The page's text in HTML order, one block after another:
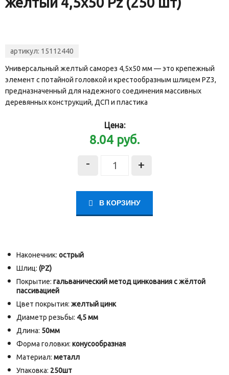
Log@hozdvor.by
артикул: 15112440
Универсальный желтый саморез 4,5х50 мм — это крепежный
элемент с потайной головкой и крестообразным шлицем PZ3,
предназначенный для надежного соединения массивных
деревянных конструкций, ДСП и пластика
Цена:
8.04 руб.
- +
В КОРЗИНУ
Наконечник: острый
Шлиц: (PZ)
Покрытие: гальванический метод цинкования с жёлтой
пассивацией
Цвет покрытия: желтый цинк
Диаметр резьбы: 4,5 мм
Длина: 50мм
Форма головки: конусообразная
Материал: металл
Упаковка: 250шт